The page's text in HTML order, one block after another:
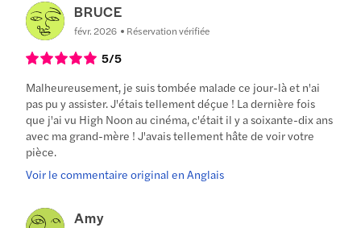
BRUCE
févr. 2026 Réservation vérifiée
5/5
Malheureusement, je suis tombée malade ce jour-là et n'ai
pas pu y assister. J'étais tellement déçue ! La dernière fois
que j'ai vu High Noon au cinéma, c'était il y a soixante-dix ans
avec ma grand-mère ! J'avais tellement hâte de voir votre
pièce.
Voir le commentaire original en Anglais
Amy